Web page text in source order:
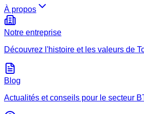
À propos
Notre entreprise
Découvrez l'histoire et les valeurs de
Blog
Actualités et conseils pour le secteur